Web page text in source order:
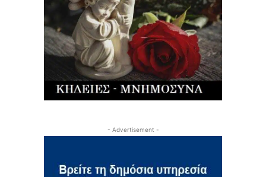
- Advertisement -